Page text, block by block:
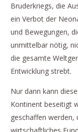
Bruderkriegs, die
ein Verbot der
und Bewegungen,
unmittelbar nötig,
die gesamte
Entwicklung strebt.
Nur dann kann
Kontinent beseitigt
geschaffen werden,
wirtschaftliches